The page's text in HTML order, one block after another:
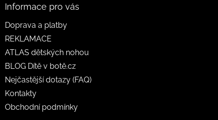
Informace pro vás
Doprava a platby
REKLAMACE
ATLAS dětských nohou
BLOG Dítě v botě.cz
Nejčastější dotazy (FAQ)
Kontakty
Obchodní podmínky